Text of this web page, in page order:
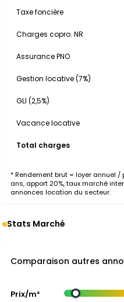
Taxe foncière
Charges copro. NR
Assurance PNO
Gestion locative (7%)
GLI (2,5%)
Vacance locative
Total charges
* Rendement brut = loyer annuel /
ans, apport 20%, taux marché
annonces location du secteur.
Stats Marché
Comparaison autres
Prix/m²